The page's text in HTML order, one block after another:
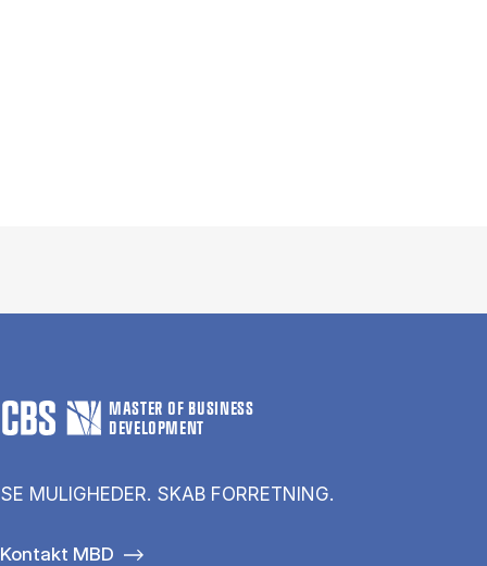
MASTER OF BUSINESS
DEVELOPMENT
SE MULIGHEDER. SKAB FORRETNING.
Kontakt MBD